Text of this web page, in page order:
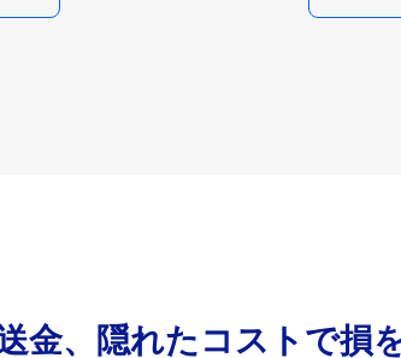
金、隠れたコストで損